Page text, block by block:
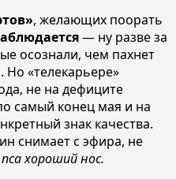
, желающих поорать
— ну разве за
осознали, чем пахнет
Но «телекарьере»
не на дефиците
самый конец мая и на
знак качества.
снимает с эфира, не
пса хороший нос.